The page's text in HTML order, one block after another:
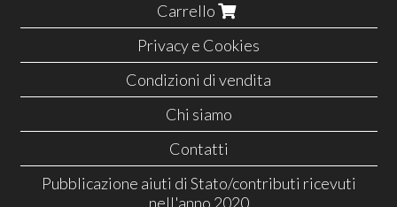
Carrello
Privacy e Cookies
Condizioni di vendita
Chi siamo
Contatti
Pubblicazione aiuti di Stato/contributi ricevuti
nell'anno 2020